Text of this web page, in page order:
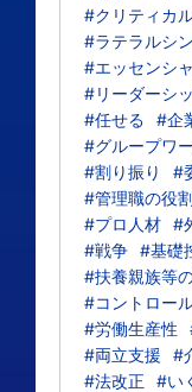
#クリティカ
#ラテラルシ
#エッセンシ
#リーダーシ
#任せる
#企
#グループワ
#割り振り
#
#管理職の役
#プロ人材 #
#戦争 #基礎
#扶養親族等
#コントロー
#労働生産性
#両立支援
#
#法改正
#い